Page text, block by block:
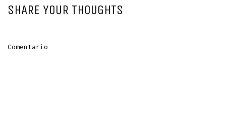
SHARE YOUR THOUGHTS
Comentario